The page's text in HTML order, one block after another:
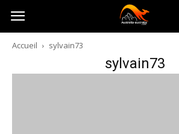
Australia-
australie.com
Accueil sylvain73
sylvain73